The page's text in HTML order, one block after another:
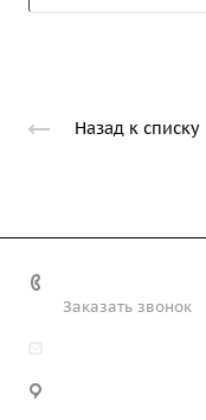
Назад к списку
Заказать звонок